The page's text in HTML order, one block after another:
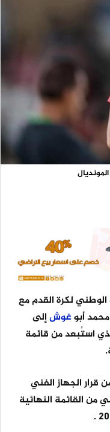
لكرة القدم مع
أبوغوشإلى
استُبعد من قائمة
قرار الجهاز الفني
القائمة النهائية